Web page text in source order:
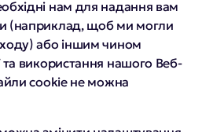
нам для надання вам
(наприклад, щоб ми могли
або іншим чином
та використання нашого Веб-
cookie не можна